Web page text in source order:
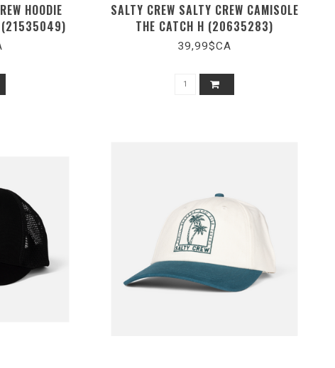
HOODIE
(21535049)
SALTY CREW SALTY CREW CAMISOLE
THE CATCH H (20635283)
39,99$CA